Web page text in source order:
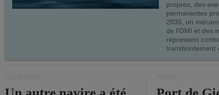
propres, des
permanentes
2035, un
de l'OMI et des
répression
transbordement